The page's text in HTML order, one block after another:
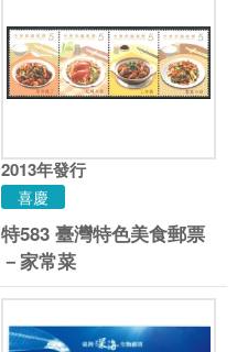
2013年發行
喜慶
特583 臺灣特色美食郵票
－家常菜